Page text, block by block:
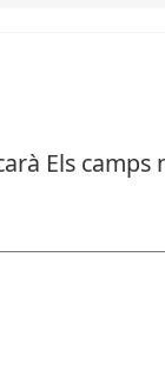
Els camps